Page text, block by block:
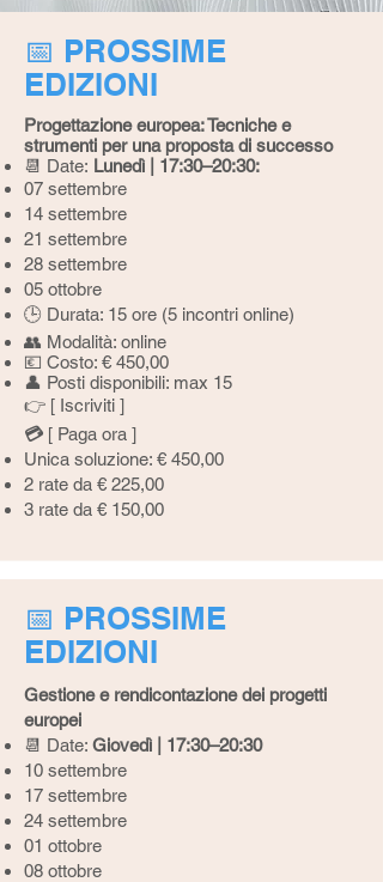
📅 PROSSIME
EDIZIONI
​Progettazione europea: Tecniche e
strumenti per una proposta di successo
📆 Date: Lunedì | 17:30–20:30:
07 settembre
14 settembre
21 settembre
28 settembre
05 ottobre
🕒 Durata: 15 ore (5 incontri online)
👥 Modalità: online
💶 Costo: € 450,00
👤 Posti disponibili: max 15
👉 [ Iscriviti ]
💳 [ Paga ora ]
Unica soluzione: € 450,00
2 rate da € 225,00
3 rate da € 150,00
📅 PROSSIME
EDIZIONI
Gestione e rendicontazione dei progetti
europei
📆 Date: Giovedì | 17:30–20:30
10 settembre
17 settembre
24 settembre
01 ottobre
08 ottobre